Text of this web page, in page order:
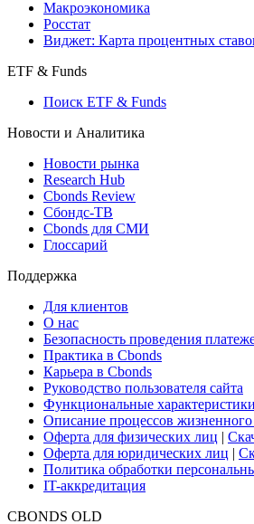
Страницы стран
Создать индекс
Консенсусы
Консенсус-прогнозы по
Макроэкономика
Виджет: Карта процентных ставок
ETF & Funds
Поиск ETF & Funds
Новости и Аналитика
Новости рынка
Research Hub
Cbonds Review
Сбондс-ТВ
Глоссарий
Поддержка
Для клиентов
О нас
Безопасность проведения
Практика в Cbonds
Карьера в Cbonds
Руководство пользователя сайта
Функциональные
Описание процессов жизненного
Оферта для физических лиц
Оферта для юридических лиц